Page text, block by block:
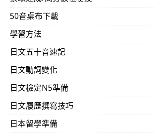
50音桌布下載
學習方法
日文五十音速記
日文動詞變化
日文檢定N5準備
日文履歷撰寫技巧
日本留學準備